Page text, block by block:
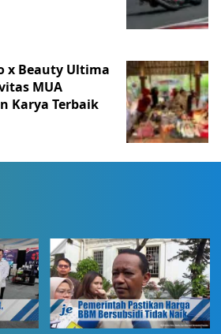
x Beauty Ultima
MUA
Karya Terbaik